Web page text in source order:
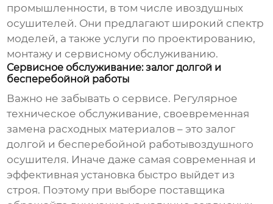
промышленности, в том числе ивоздушных
осушителей. Они предлагают широкий спектр
моделей, а также услуги по проектированию,
монтажу и сервисному обслуживанию.
Сервисное обслуживание: залог долгой и
бесперебойной работы
Важно не забывать о сервисе. Регулярное
техническое обслуживание, своевременная
замена расходных материалов – это залог
долгой и бесперебойной работывоздушного
осушителя. Иначе даже самая современная и
эффективная установка быстро выйдет из
строя. Поэтому при выборе поставщика